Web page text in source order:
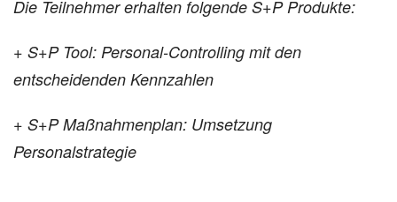
Die Teilnehmer erhalten folgende S+P Produkte:
+ S+P Tool: Personal-Controlling mit den
entscheidenden Kennzahlen
+ S+P Maßnahmenplan: Umsetzung
Personalstrategie